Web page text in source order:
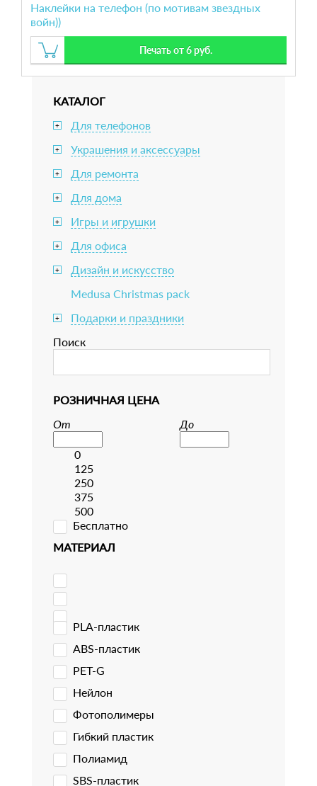
Наклейки на телефон (по мотивам звездных
войн))
Печать от 6 руб.
КАТАЛОГ
+ Для телефонов
+ Украшения и аксессуары
+ Для ремонта
+ Для дома
+ Игры и игрушки
+ Для офиса
+
Дизайн и искусство
Medusa Christmas pack
+
Подарки и праздники
Поиск
РОЗНИЧНАЯ ЦЕНА
От
До
0
125
250
375
500
Бесплатно
МАТЕРИАЛ
PLA-пластик
ABS-пластик
PET-G
Нейлон
Фотополимеры
Гибкий пластик
Полиамид
SBS-пластик